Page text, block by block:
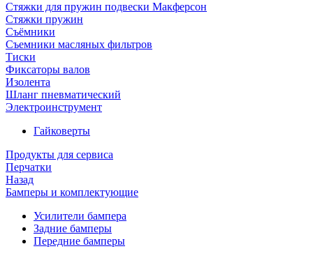
Стяжки для пружин подвески Макферсон
Стяжки пружин
Съёмники
Съемники масляных фильтров
Тиски
Фиксаторы валов
Изолента
Шланг пневматический
Электроинструмент
Гайковерты
Продукты для сервиса
Перчатки
Назад
Бамперы и комплектующие
Усилители бампера
Задние бамперы
Передние бамперы